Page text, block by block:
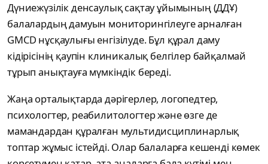
Дүниежүзілік денсаулық сақтау ұйымының (ДДҰ)
балалардың дамуын мониторингілеуге арналған
GMCD нұсқаулығы енгізілуде. Бұл құрал даму
кідірісінің қаупін клиникалық белгілер байқалмай
тұрып анықтауға мүмкіндік береді.
Жаңа орталықтарда дәрігерлер, логопедтер,
психологтер, реабилитологтер және өзге де
мамандардан құралған мультидисциплинарлық
топтар жұмыс істейді. Олар балаларға кешенді көмек